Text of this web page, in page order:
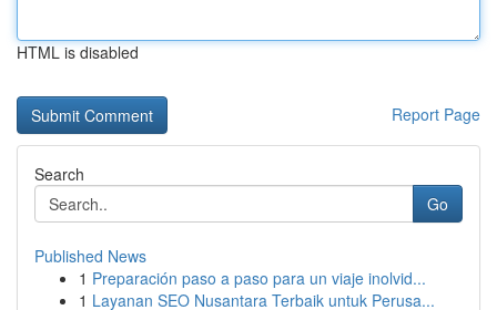
HTML is disabled
Report Page
Search
Go
Published News
1 Preparación paso a paso para un viaje inolvid...
1 Layanan SEO Nusantara Terbaik untuk Perusa...